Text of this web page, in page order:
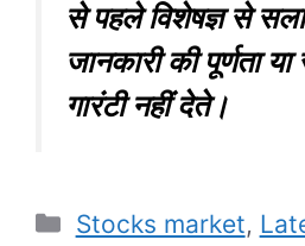
से पहले विशेषज्ञ से
जानकारी की पूर्णता
गारंटी नहीं देते।
Categories
Stocks market,